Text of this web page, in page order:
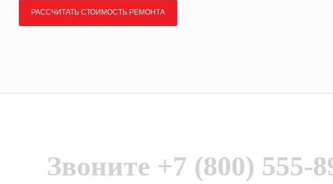
РАССЧИТАТЬ СТОИМОСТЬ РЕМОНТА
Звоните +7 (800) 555-